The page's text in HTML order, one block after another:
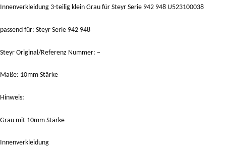
Innenverkleidung 3-teilig klein Grau für Steyr Serie 942 948 U523100038
passend für: Steyr Serie 942 948
Steyr Original/Referenz Nummer: –
Maße: 10mm Stärke
Hinweis:
Grau mit 10mm Stärke
Innenverkleidung